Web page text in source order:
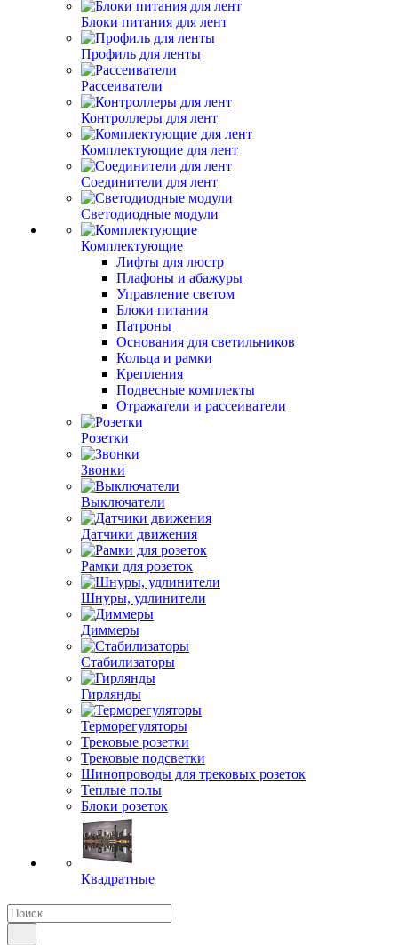
Блоки питания для лент
Профиль для ленты
Рассеиватели
Контроллеры для лент
Комплектующие для лент
Соединители для лент
Светодиодные модули
Комплектующие
Лифты для люстр
Плафоны и абажуры
Управление светом
Блоки питания
Патроны
Основания для светильников
Кольца и рамки
Крепления
Подвесные комплекты
Отражатели и рассеиватели
Розетки
Звонки
Выключатели
Датчики движения
Рамки для розеток
Шнуры, удлинители
Диммеры
Стабилизаторы
Гирлянды
Терморегуляторы
Трековые розетки
Трековые подсветки
Шинопроводы для трековых розеток
Теплые полы
Блоки розеток
Квадратные